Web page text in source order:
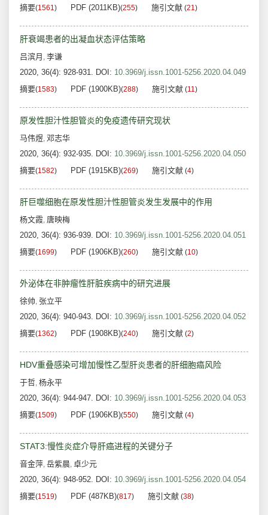
摘要(1561) PDF (2011KB)(255) 施引文献 (21)
肝衰竭患者的出凝血状态评估策略
吕滨月 , 李谦
2020, 36(4): 928-931. DOI: 10.3969/j.issn.1001-5256.2020.04.049
摘要(1583) PDF (1900KB)(288) 施引文献 (11)
原发性胆汁性胆管炎的免疫遗传研究现状
马伟煜, 邓志华
2020, 36(4): 932-935. DOI: 10.3969/j.issn.1001-5256.2020.04.050
摘要(1582) PDF (1915KB)(269) 施引文献 (4)
肝巨噬细胞在原发性胆汁性胆管炎发生发展中的作用
杨文霞, 唐映梅
2020, 36(4): 936-939. DOI: 10.3969/j.issn.1001-5256.2020.04.051
摘要(1699) PDF (1906KB)(260) 施引文献 (10)
外泌体在非肿瘤性肝脏疾病中的研究进展
徐帅, 张立平
2020, 36(4): 940-943. DOI: 10.3969/j.issn.1001-5256.2020.04.052
摘要(1362) PDF (1908KB)(240) 施引文献 (2)
HDV重叠感染可增加慢性乙型肝炎患者的肝细胞癌风险
于哲, 杨永平
2020, 36(4): 944-947. DOI: 10.3969/j.issn.1001-5256.2020.04.053
摘要(1509) PDF (1906KB)(550) 施引文献 (4)
STAT3:慢性炎症介导肝癌进程的关键分子
音金萍, 岳紫晨, 卓少元
2020, 36(4): 948-952. DOI: 10.3969/j.issn.1001-5256.2020.04.054
摘要(1519) PDF (487KB)(817) 施引文献 (38)